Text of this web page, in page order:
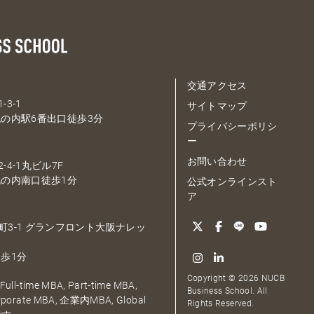
3-1
内駅6番出口徒歩3分
4-1丸ビル7F
内南口徒歩1分
3-1 グランフロント大阪ナレッ
1分
time MBA, Part-time MBA,
MBA, 企業内MBA, Global
交通アクセス
サイトマップ
プライバシーポリシ
ー
お問い合わせ
公式オンラインスト
ア
Copyright © 2026 NUCB
Business School. All
Rights Reserved.